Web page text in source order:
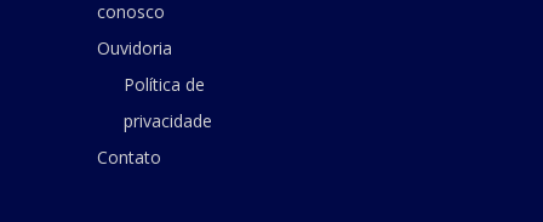
conosco
Ouvidoria
Política de
privacidade
Contato